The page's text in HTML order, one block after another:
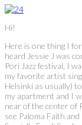
Hi!
Here is one thing I
heard Jessie J was
Pori Jazz festival, I
my favorite artist
Helsinki as usually)
my apartment and I
near of the center of
see Paloma Faith